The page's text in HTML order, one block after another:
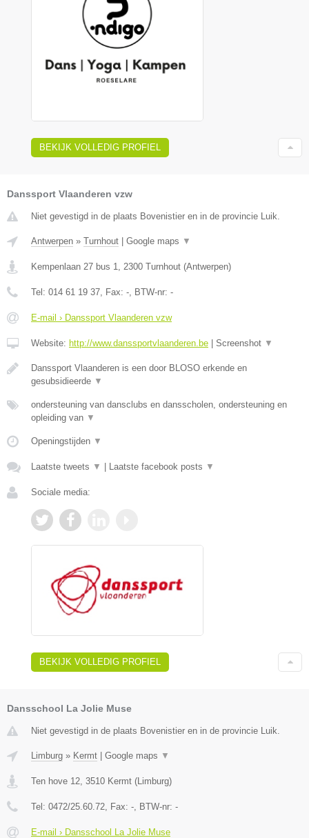
BEKIJK VOLLEDIG PROFIEL
Danssport Vlaanderen vzw
Niet gevestigd in de plaats Bovenistier en in de provincie Luik.
Antwerpen » Turnhout Google maps ▼
Kempenlaan 27 bus 1 2300 Turnhout (Antwerpen)
Tel: 014 61 19 37 , Fax: - , BTW-nr: -
E-mail › Danssport Vlaanderen vzw
Website: http://www.danssportvlaanderen.be Screenshot ▼
Danssport Vlaanderen is een door BLOSO erkende en
gesubsidieerde ▼
ondersteuning van dansclubs en dansscholen, ondersteuning en
opleiding van ▼
Openingstijden ▼
Laatste tweets ▼ Laatste facebook posts ▼
Sociale media:
BEKIJK VOLLEDIG PROFIEL
Dansschool La Jolie Muse
Niet gevestigd in de plaats Bovenistier en in de provincie Luik.
Limburg » Kermt Google maps ▼
Ten hove 12 3510 Kermt ( Limburg)
Tel: 0472/25.60.72 , Fax: - , BTW-nr: -
E-mail › Dansschool La Jolie Muse